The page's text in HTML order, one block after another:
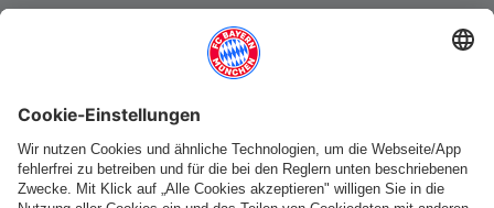
Folge uns